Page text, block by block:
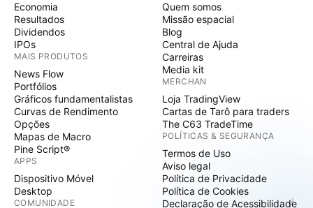
Economia
Resultados
Dividendos
IPOs
MAIS PRODUTOS
News Flow
Portfólios
Gráficos fundamentalistas
Curvas de Rendimento
Opções
Mapas de Macro
Pine Script®
APPS
Dispositivo Móvel
Desktop
COMUNIDADE
Quem somos
Missão espacial
Blog
Central de Ajuda
Carreiras
Media kit
MERCHAN
Loja TradingView
Cartas de Tarô para traders
The C63 TradeTime
POLÍTICAS & SEGURANÇA
Termos de Uso
Aviso legal
Política de Privacidade
Política de Cookies
Declaração de Acessibilidade